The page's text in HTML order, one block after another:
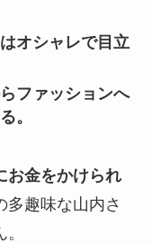
オシャレで目立
ファッションへ
。
お金をかけられ
多趣味な山内さ